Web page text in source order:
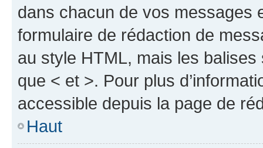
dans chacun de vos messages
formulaire de rédaction de
au style HTML, mais les
que < et >. Pour plus
accessible depuis la page de
Haut